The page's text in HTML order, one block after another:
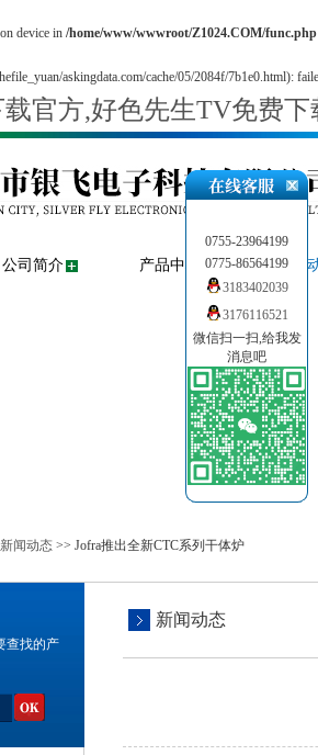
device in /home/www/wwwroot/Z1024.COM/func.php
askingdata.com/cache/05/2084f/7b1e0.html):
载官方,好色先生TV免费
公司简介 产品中心 新闻
新闻动态 >> Jofra推出全新CTC系列干体炉
查找的产
新闻动态
0755-23964199
0775-86564199
3183402039
3176116521
微信扫一扫,给我发
消息吧